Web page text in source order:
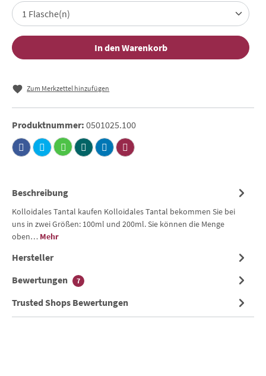
In den Warenkorb
Zum Merkzettel hinzufügen
Produktnummer: 0501025.100
Beschreibung
Kolloidales Tantal kaufen Kolloidales Tantal bekommen Sie bei
uns in zwei Größen: 100ml und 200ml. Sie können die Menge
oben… Mehr
Hersteller
Bewertungen
7
Trusted Shops Bewertungen